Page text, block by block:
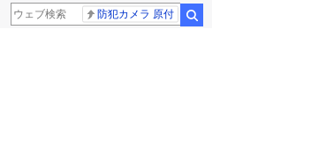
防犯カメラ 原付